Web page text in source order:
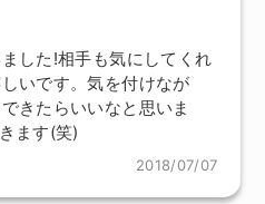
した!相手も気にしてくれ
いです。気を付けなが
きたらいいなと思いま
ます(笑)
2018/07/07